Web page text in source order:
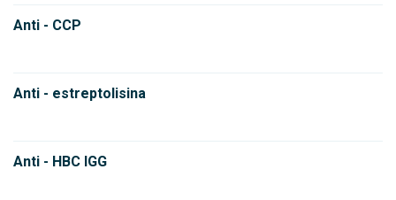
Anti - CCP
Anti - estreptolisina
Anti - HBC IGG